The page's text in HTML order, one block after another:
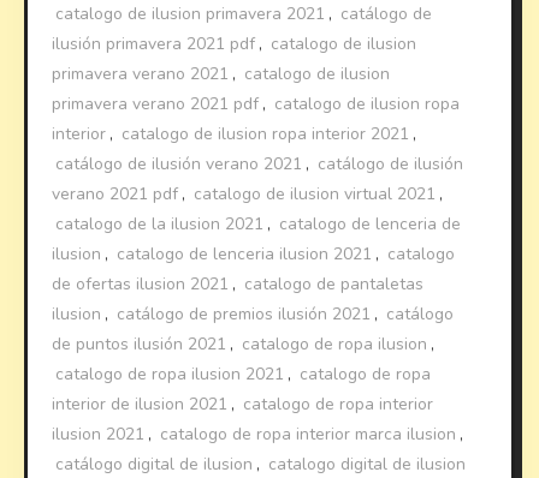
catalogo de ilusion primavera 2021 , catálogo de
ilusión primavera 2021 pdf , catalogo de ilusion
primavera verano 2021 , catalogo de ilusion
primavera verano 2021 pdf , catalogo de ilusion ropa
interior , catalogo de ilusion ropa interior 2021 ,
catálogo de ilusión verano 2021 , catálogo de ilusión
verano 2021 pdf , catalogo de ilusion virtual 2021 ,
catalogo de la ilusion 2021 , catalogo de lenceria de
ilusion , catalogo de lenceria ilusion 2021 , catalogo
de ofertas ilusion 2021 , catalogo de pantaletas
ilusion , catálogo de premios ilusión 2021 , catálogo
de puntos ilusión 2021 , catalogo de ropa ilusion ,
catalogo de ropa ilusion 2021 , catalogo de ropa
interior de ilusion 2021 , catalogo de ropa interior
ilusion 2021 , catalogo de ropa interior marca ilusion ,
catálogo digital de ilusion , catalogo digital de ilusion